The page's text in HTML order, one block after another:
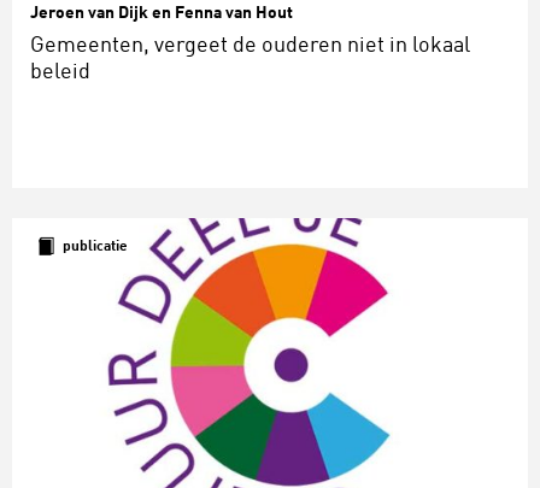
Jeroen van Dijk en Fenna van Hout
Gemeenten, vergeet de ouderen niet in lokaal
beleid
publicatie